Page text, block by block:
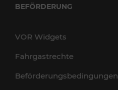
BEFÖRDERUNG
VOR Widgets
Fahrgastrechte
Beförderungsbedingungen